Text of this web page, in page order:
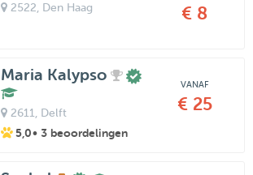
2522 , Den Haag € 8
Maria Kalypso
2611 , Delft
5,0• 3 beoordelingen
VANAF
€ 25